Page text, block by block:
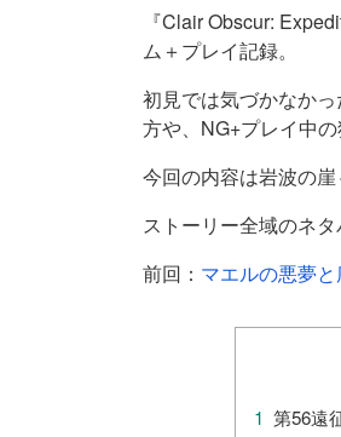
『Clair Obscur:
ム＋プレイ記録。
初見では気づかなか
方や、NG+プレイ中
今回の内容は岩波の崖
ストーリー全域のネタ
前回： マエルの悪夢
第56遠